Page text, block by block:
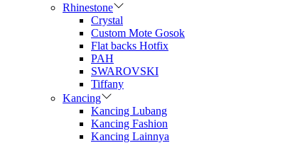
Rhinestone
Crystal
Custom Mote Gosok
Flat backs Hotfix
PAH
SWAROVSKI
Tiffany
Kancing
Kancing Lubang
Kancing Fashion
Kancing Lainnya